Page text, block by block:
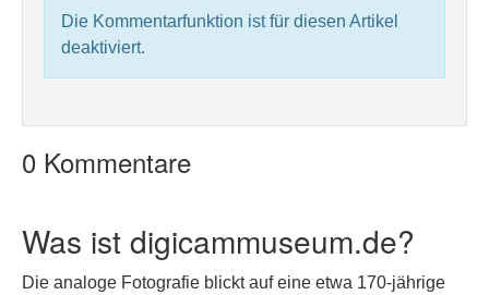
Die Kommentarfunktion ist für diesen Artikel
deaktiviert.
0 Kommentare
Was ist digicammuseum.de?
Die analoge Fotografie blickt auf eine etwa 170-jährige